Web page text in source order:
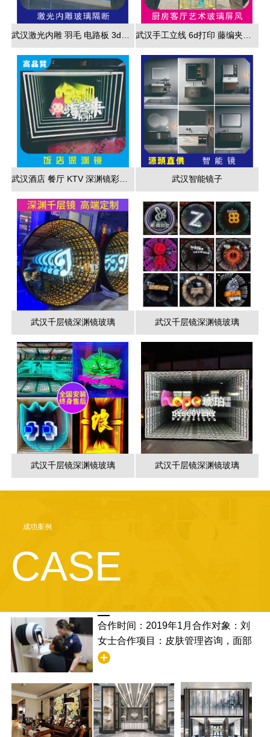
武汉激光内雕 羽毛 电路板 3d效果展现 武汉手工立线 6d打印 藤编夹胶 新款 厂家直销
武汉酒店 餐厅 KTV 深渊镜彩色跑马灯 武汉智能镜子
武汉千层镜深渊镜玻璃 武汉千层镜深渊镜玻璃
武汉千层镜深渊镜玻璃 武汉千层镜深渊镜玻璃
成功案例
CASE
合作时间：2019年1月合作对象：刘
女士合作项目：皮肤管理咨询，面部
清洁合作满意度：非常满意，并且学